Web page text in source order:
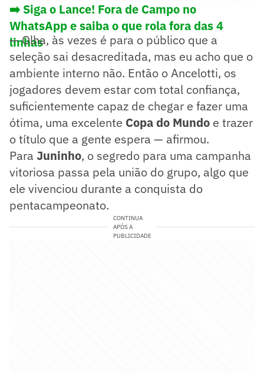
➡️ Siga o Lance! Fora de Campo no
WhatsApp e saiba o que rola fora das 4
linhas
— Olha, às vezes é para o público que a
seleção sai desacreditada, mas eu acho que o
ambiente interno não. Então o Ancelotti, os
jogadores devem estar com total confiança,
suficientemente capaz de chegar e fazer uma
ótima, uma excelente Copa do Mundo e trazer
o título que a gente espera — afirmou.
Para Juninho, o segredo para uma campanha
vitoriosa passa pela união do grupo, algo que
ele vivenciou durante a conquista do
pentacampeonato.
CONTINUA
APÓS A
PUBLICIDADE